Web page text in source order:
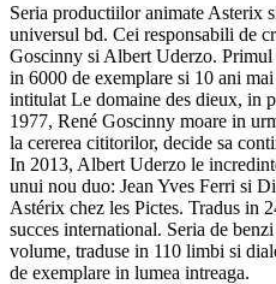
Seria productiilor animate Asterix
universul bd. Cei responsabili de
Goscinny si Albert Uderzo.
in 6000 de exemplare si 10 ani
intitulat Le domaine des dieux, in
1977, René Goscinny moare in
la cererea cititorilor, decide sa
In 2013, Albert Uderzo le
unui nou duo: Jean Yves Ferri si
Astérix chez les Pictes. Tradus in
succes international. Seria de
volume, traduse in 110 limbi si
de exemplare in lumea intreaga.